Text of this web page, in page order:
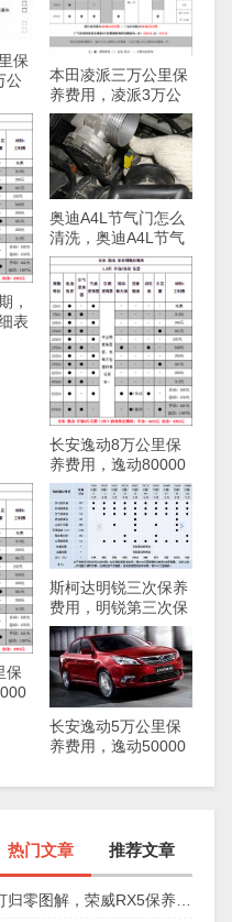
保
公
本田凌派三万公里保
养费用，凌派3万公
里保养项目
，
表
奥迪A4L节气门怎么
清洗，奥迪A4L节气
门清洗方法
长安逸动8万公里保
养费用，逸动80000
公里保养项目
保
斯柯达明锐三次保养
费用，明锐第三次保
养项目
长安逸动5万公里保
养费用，逸动50000
热门文章 推荐文章
荣威RX5保养灯归零图解，荣威RX5保养复位视频